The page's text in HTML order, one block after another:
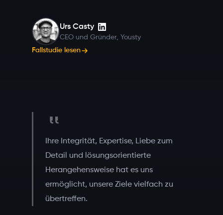
Urs Casty
CEO und Gründer, Yousty
Fallstudie lesen
Ihre Integrität, Expertise, Liebe zum
Detail und lösungsorientierte
Herangehensweise hat es uns
ermöglicht, unsere Ziele vielfach zu
übertreffen.